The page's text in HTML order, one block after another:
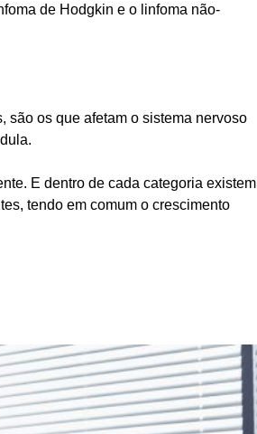
de Hodgkin e o linfoma não-
são os que afetam o sistema nervoso
E dentro de cada categoria existem
tendo em comum o crescimento